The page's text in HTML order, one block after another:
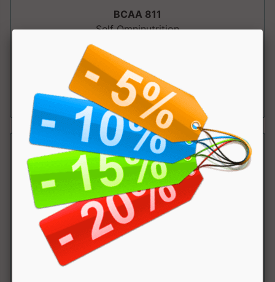
BCAA 811
Self Omninutrition
Integratore alimentare di Bcaa in rapporto 8:1:1. ....
a partire da € 23.39
sconto 22.01%